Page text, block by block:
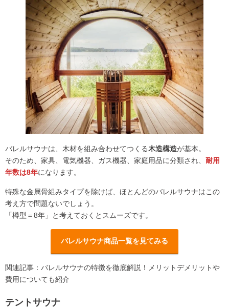
バレルサウナは、木材を組み合わせてつくる木造構造が基本。
そのため、家具、電気機器、ガス機器、家庭用品に分類され、 耐用
年数は8年になります。
特殊な金属骨組みタイプを除けば、ほとんどのバレルサウナはこの
考え方で問題ないでしょう。
「樽型＝8年」と考えておくとスムーズです。
バレルサウナ商品一覧を見てみる
関連記事： バレルサウナの特徴を徹底解説！メリットデメリットや
費用についても紹介
テントサウナ